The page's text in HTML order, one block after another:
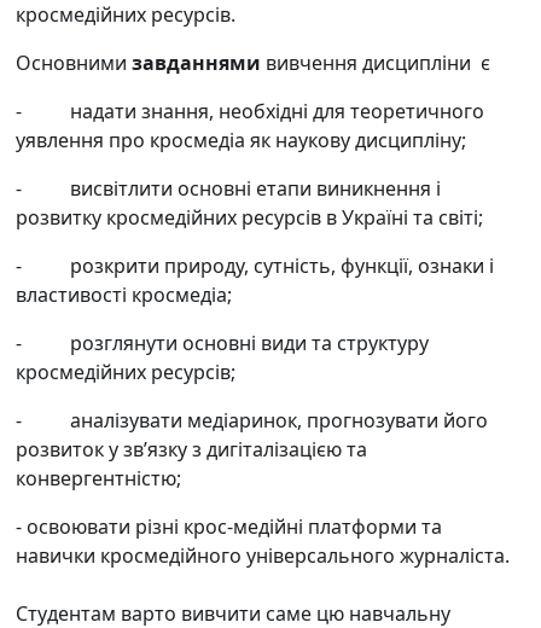
кросмедійних ресурсів.
Основними завданнями вивчення дисципліни є
- надати знання, необхідні для теоретичного
уявлення про кросмедіа як наукову дисципліну;
- висвітлити основні етапи виникнення і
розвитку кросмедійних ресурсів в Україні та світі;
- розкрити природу, сутність, функції, ознаки і
властивості кросмедіа;
- розглянути основні види та структуру
кросмедійних ресурсів;
- аналізувати медіаринок, прогнозувати його
розвиток у зв’язку з дигіталізацією та
конвергентністю;
- освоювати різні крос-медійні платформи та
навички кросмедійного універсального журналіста.
Студентам варто вивчити саме цю навчальну